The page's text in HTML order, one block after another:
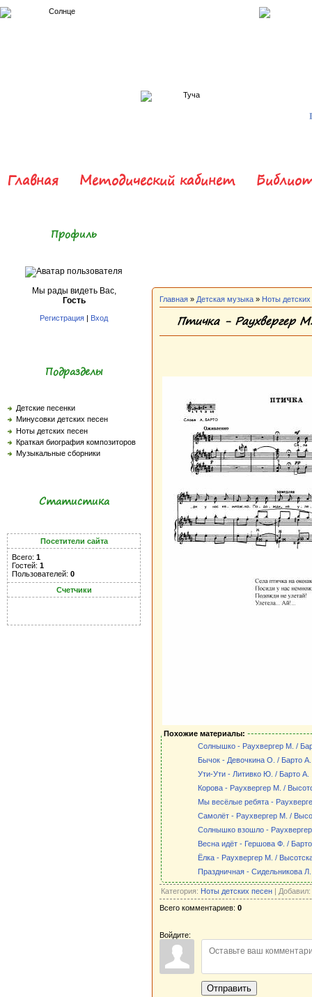
Главная Методический кабинет
Профиль
Мы рады видеть Вас,
Гость
Регистрация | Вход
Подразделы
Детские песенки
Минусовки детских песен
Ноты детских песен
Краткая биография композиторов
Музыкальные сборники
Статистика
Посетители сайта
Всего: 1
Гостей: 1
Пользователей: 0
Счетчики
Главная » Детская музыка » Ноты
Птичка - Раухвергер
Похожие материалы:
Солнышко - Раухвергер М. /
Бычок - Девочкина О. / Барто А.
Ути-Ути - Литивко Ю. / Барто А.
Корова - Раухвергер М. /
Мы весёлые ребята -
Самолёт - Раухвергер М. /
Солнышко взошло -
Весна идёт - Гершова Ф. /
Ёлка - Раухвергер М. /
Праздничная - Сидельникова
Категория: Ноты детских песен | Добавил:
Всего комментариев: 0
Войдите:
Отправить